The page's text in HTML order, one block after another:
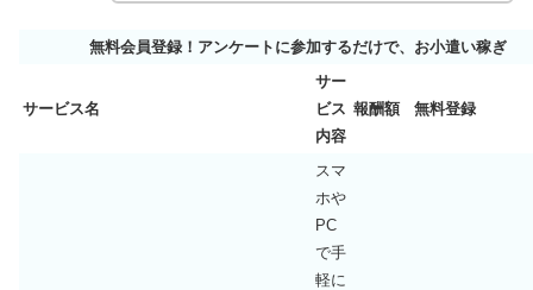
無料会員登録！アンケートに参加するだけで、お小遣い稼ぎ
サービス名
サー
ビス
内容
報酬額 無料登録
スマ
ホや
PC
で手
軽に